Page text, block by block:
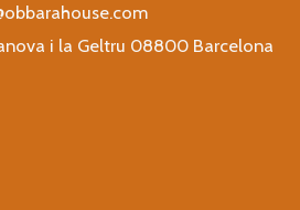
i la Geltru 08800 Barcelona